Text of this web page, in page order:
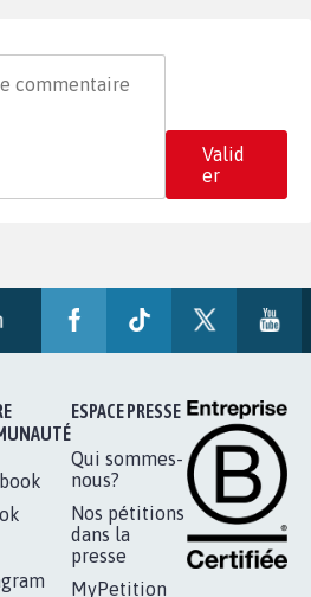
Valid
er
ESPACE PRESSE
Qui sommes-
nous?
Nos pétitions
dans la
presse
MyPetition